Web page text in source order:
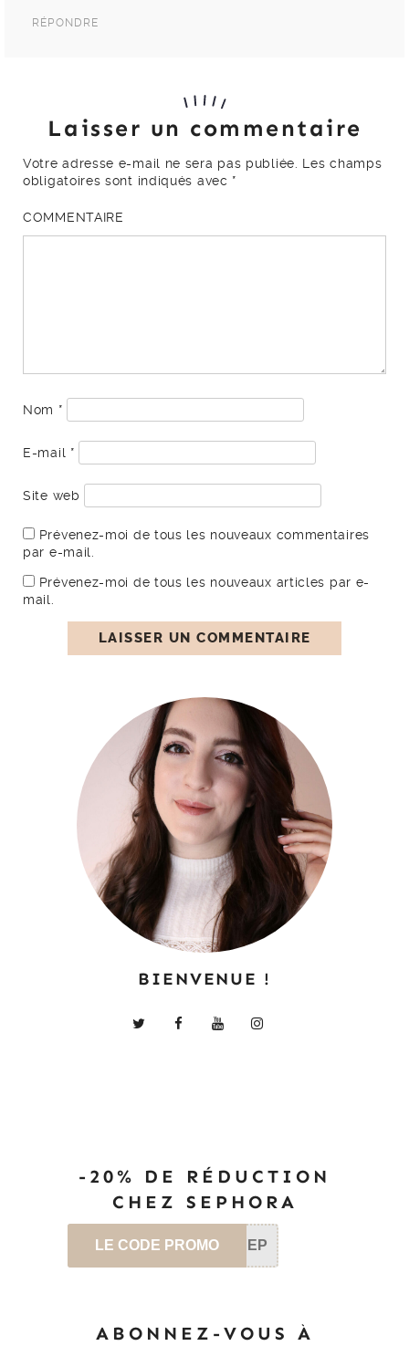
RÉPONDRE
Laisser un commentaire
Votre adresse e-mail ne sera pas publiée. Les champs
obligatoires sont indiqués avec *
COMMENTAIRE
Nom *
E-mail *
Site web
Prévenez-moi de tous les nouveaux commentaires
par e-mail.
Prévenez-moi de tous les nouveaux articles par e-
mail.
BIENVENUE !
-20% DE RÉDUCTION
CHEZ SEPHORA
LE CODE PROMO SEP
ABONNEZ-VOUS À